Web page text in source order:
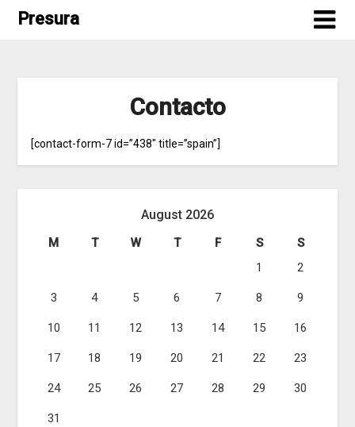
SkipPresura
Contacto
[contact-form-7 id=”438″ title=”spain”]
August 2026
M T W T F S
S
1
2
3 4 5 6 7 8 9
10 11 12 13 14 15 16
17 18 19 20 21 22 23
24 25 26 27 28 29 30
31